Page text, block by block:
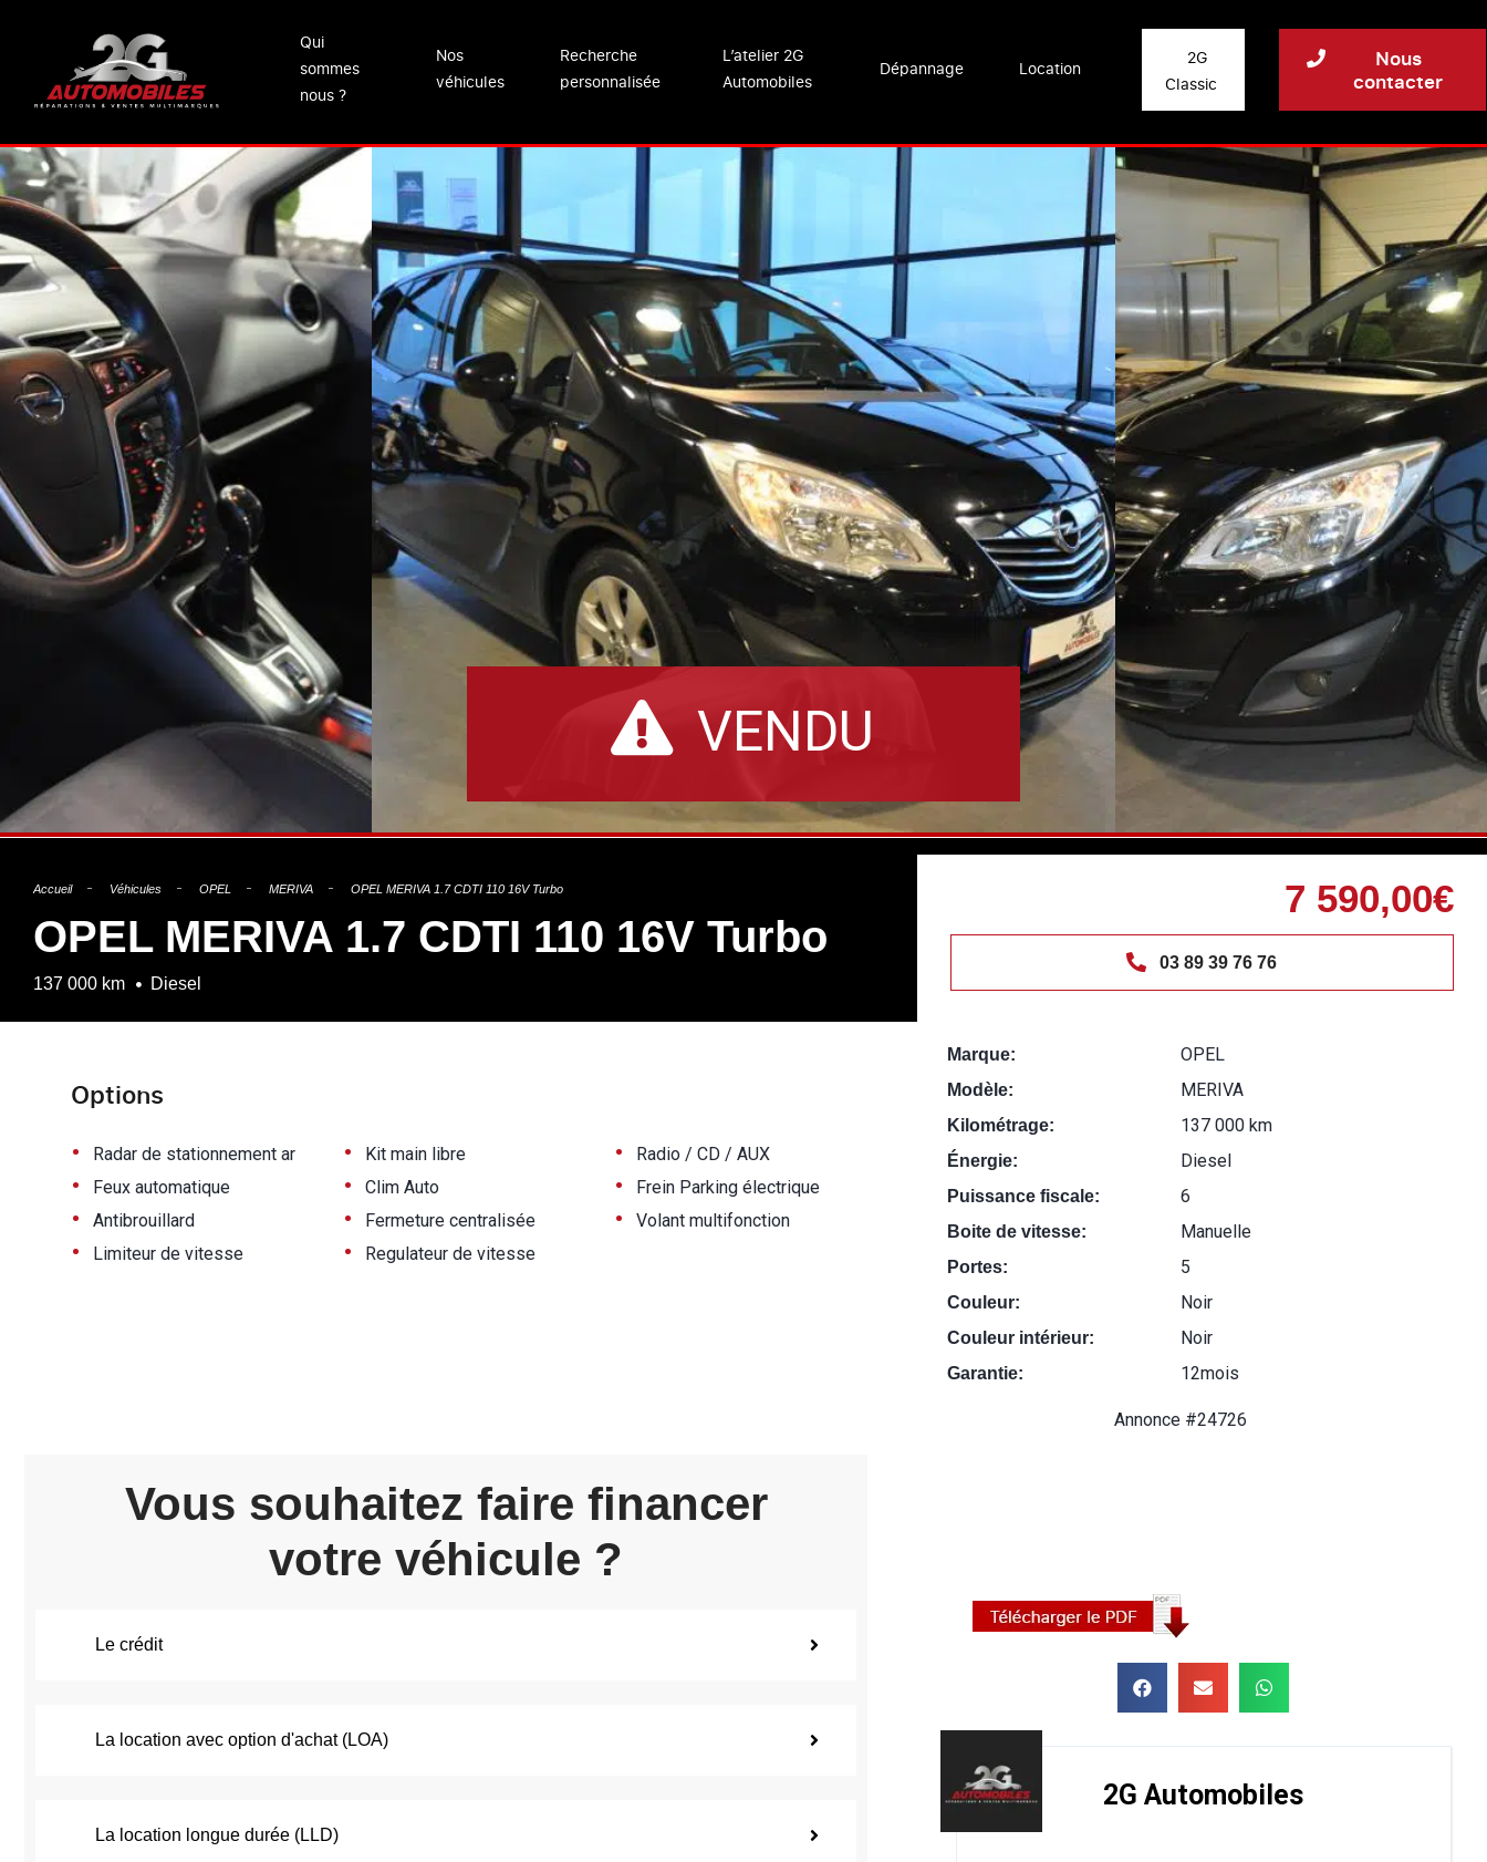
Qui
sommes
nous ?
Nos
véhicules
Recherche
personnalisée
L’atelier 2G
Automobiles
Dépannage Location
2G
Classic
Nous
contacter
VENDU
Accueil Véhicules OPEL MERIVA OPEL MERIVA 1.7 CDTI 110 16V Turbo
OPEL MERIVA 1.7 CDTI 110 16V Turbo
137 000 km Diesel
7 590,00€
03 89 39 76 76
Options
• Radar de stationnement ar • Kit main libre • Radio / CD / AUX
• Feux automatique • Clim Auto • Frein Parking électrique
• Antibrouillard • Fermeture centralisée • Volant multifonction
• Limiteur de vitesse • Regulateur de vitesse
Marque: OPEL
Modèle: MERIVA
Kilométrage: 137 000 km
Énergie: Diesel
Puissance fiscale: 6
Boite de vitesse: Manuelle
Portes: 5
Couleur: Noir
Couleur intérieur: Noir
Garantie: 12mois
Annonce #24726
Vous souhaitez faire financer
votre véhicule ?
Le crédit
La location avec option d'achat (LOA)
La location longue durée (LLD)
2G Automobiles